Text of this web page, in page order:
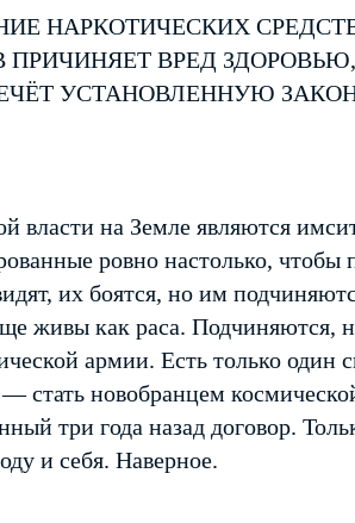
НАРКОТИЧЕСКИХ
ВРЕД
УСТАНОВЛЕННУЮ
власти на Земле являются
ровно настолько, чтобы
их боятся, но им
живы как раса. Подчиняются,
армии. Есть только один
стать новобранцем
три года назад договор.
и себя. Наверное.